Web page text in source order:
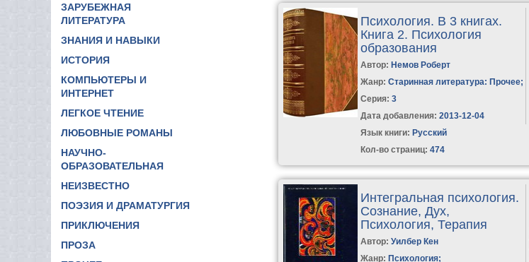
ЗАРУБЕЖНАЯ
ЛИТЕРАТУРА
ЗНАНИЯ И НАВЫКИ
ИСТОРИЯ
КОМПЬЮТЕРЫ И
ИНТЕРНЕТ
ЛЕГКОЕ ЧТЕНИЕ
ЛЮБОВНЫЕ РОМАНЫ
НАУЧНО-
ОБРАЗОВАТЕЛЬНАЯ
НЕИЗВЕСТНО
ПОЭЗИЯ И ДРАМАТУРГИЯ
ПРИКЛЮЧЕНИЯ
ПРОЗА
Психология. В 3 книгах.
Книга 2. Психология
образования
Автор: Немов Роберт
Жанр: Старинная литература: Прочее;
Серия:3
Дата добавления: 2013-12-04
Язык книги: Русский
Кол-во страниц: 474
Интегральная психология.
Сознание, Дух,
Психология, Терапия
Автор:Уилбер Кен
Жанр: Психология;